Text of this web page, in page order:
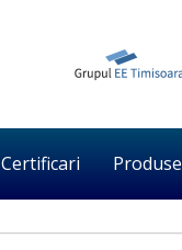
Certificari Produse